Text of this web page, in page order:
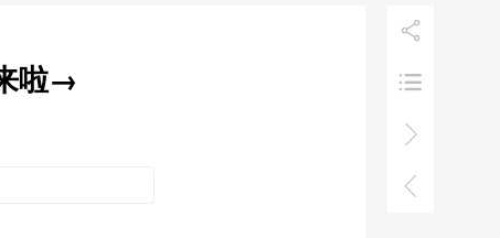




啦→